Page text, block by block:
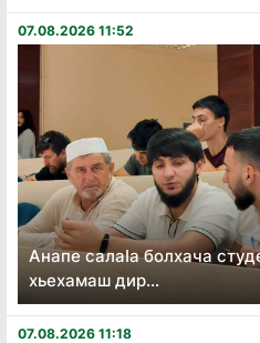
07.08.2026 11:52
Анапе салаӏа болхача
хьехамаш дир...
07.08.2026 11:18